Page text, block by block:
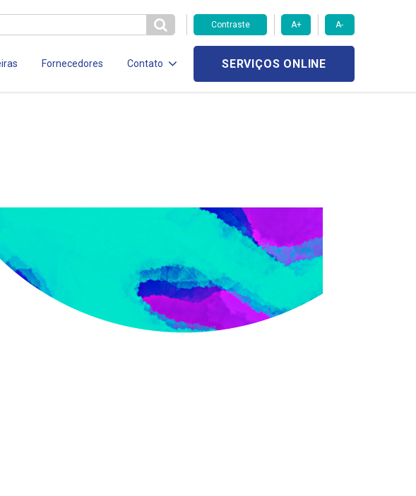
Contraste A+ A-
Fornecedores Contato SERVIÇOS ONLINE